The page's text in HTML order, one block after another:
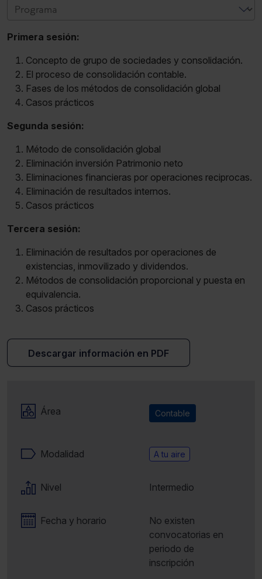
Primera sesión:
Concepto de grupo de sociedades y consolidación.
El proceso de consolidación contable.
Fases de los métodos de consolidación global
Casos prácticos
Segunda sesión:
Método de consolidación global
Eliminación inversión Patrimonio neto
Eliminaciones financieras por operaciones reciprocas.
Eliminación de resultados internos.
Casos prácticos
Tercera sesión:
Eliminación de resultados por operaciones de
existencias, inmovilizado y dividendos.
Métodos de consolidación proporcional y puesta en
equivalencia.
Casos prácticos
Descargar información en PDF
Área Contable
Modalidad A tu aire
Nivel Intermedio
Fecha y horario
No existen
convocatorias en
periodo de
inscripción